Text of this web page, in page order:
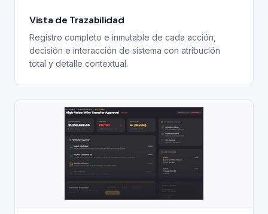
Vista de Trazabilidad
Registro completo e inmutable de cada acción,
decisión e interacción de sistema con atribución
total y detalle contextual.